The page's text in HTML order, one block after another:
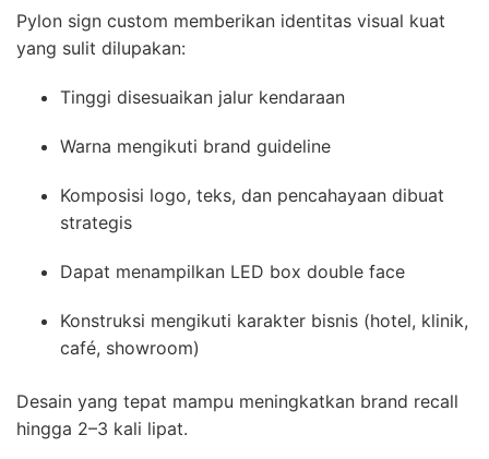
Pylon sign custom memberikan identitas visual kuat
yang sulit dilupakan:
Tinggi disesuaikan jalur kendaraan
Warna mengikuti brand guideline
Komposisi logo, teks, dan pencahayaan dibuat
strategis
Dapat menampilkan LED box double face
Konstruksi mengikuti karakter bisnis (hotel, klinik,
café, showroom)
Desain yang tepat mampu meningkatkan brand recall
hingga 2–3 kali lipat.